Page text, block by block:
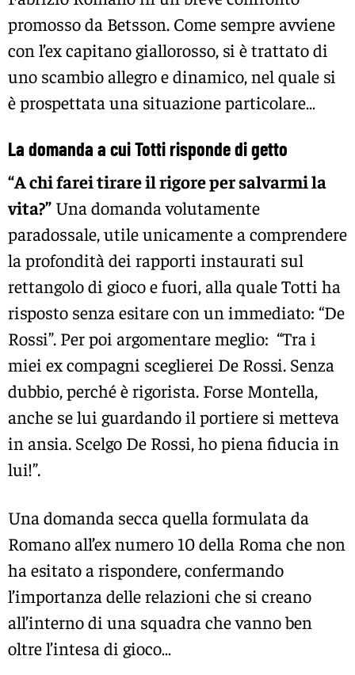
promosso da Betsson. Come sempre avviene
con l’ex capitano giallorosso, si è trattato di
uno scambio allegro e dinamico, nel quale si
è prospettata una situazione particolare…
La domanda a cui Totti risponde di getto
“A chi farei tirare il rigore per salvarmi la
vita?” Una domanda volutamente
paradossale, utile unicamente a comprendere
la profondità dei rapporti instaurati sul
rettangolo di gioco e fuori, alla quale Totti ha
risposto senza esitare con un immediato: “De
Rossi”. Per poi argomentare meglio: “Tra i
miei ex compagni sceglierei De Rossi. Senza
dubbio, perché è rigorista. Forse Montella,
anche se lui guardando il portiere si metteva
in ansia. Scelgo De Rossi, ho piena fiducia in
lui!”.
Una domanda secca quella formulata da
Romano all’ex numero 10 della Roma che non
ha esitato a rispondere, confermando
l’importanza delle relazioni che si creano
all’interno di una squadra che vanno ben
oltre l’intesa di gioco…